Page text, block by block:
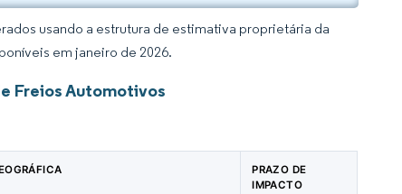
usando a estrutura de estimativa proprietária da
em janeiro de 2026.
Freios Automotivos
PRAZO DE
IMPACTO